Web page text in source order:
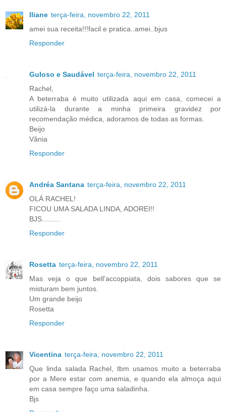
Iliane terça-feira, novembro 22, 2011
amei sua receita!!!facil e pratica..amei..bjus
Responder
Guloso e Saudável terça-feira, novembro 22, 2011
Rachel,
A beterraba é muito utilizada aqui em casa, comecei a
utilizá-la durante a minha primeira gravidez por
recomendação médica, adoramos de todas as formas.
Beijo
Vânia
Responder
Andréa Santana terça-feira, novembro 22, 2011
OLÁ RACHEL!
FICOU UMA SALADA LINDA, ADOREI!!
BJS.........
Responder
Rosetta terça-feira, novembro 22, 2011
Mas veja o que bell'accoppiata, dois sabores que se
misturam bem juntos.
Um grande beijo
Rosetta
Responder
Vicentina terça-feira, novembro 22, 2011
Que linda salada Rachel, tbm usamos muito a beterraba
por a Mere estar com anemia, e quando ela almoça aqui
em casa sempre faço uma saladinha.
Bjs